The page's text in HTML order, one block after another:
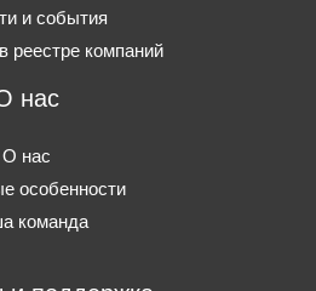
и события
реестре компаний
нас
О нас
особенности
команда